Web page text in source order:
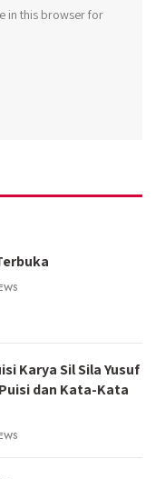
in this browser for
Karya Sil Sila Yusuf
dan Kata-Kata